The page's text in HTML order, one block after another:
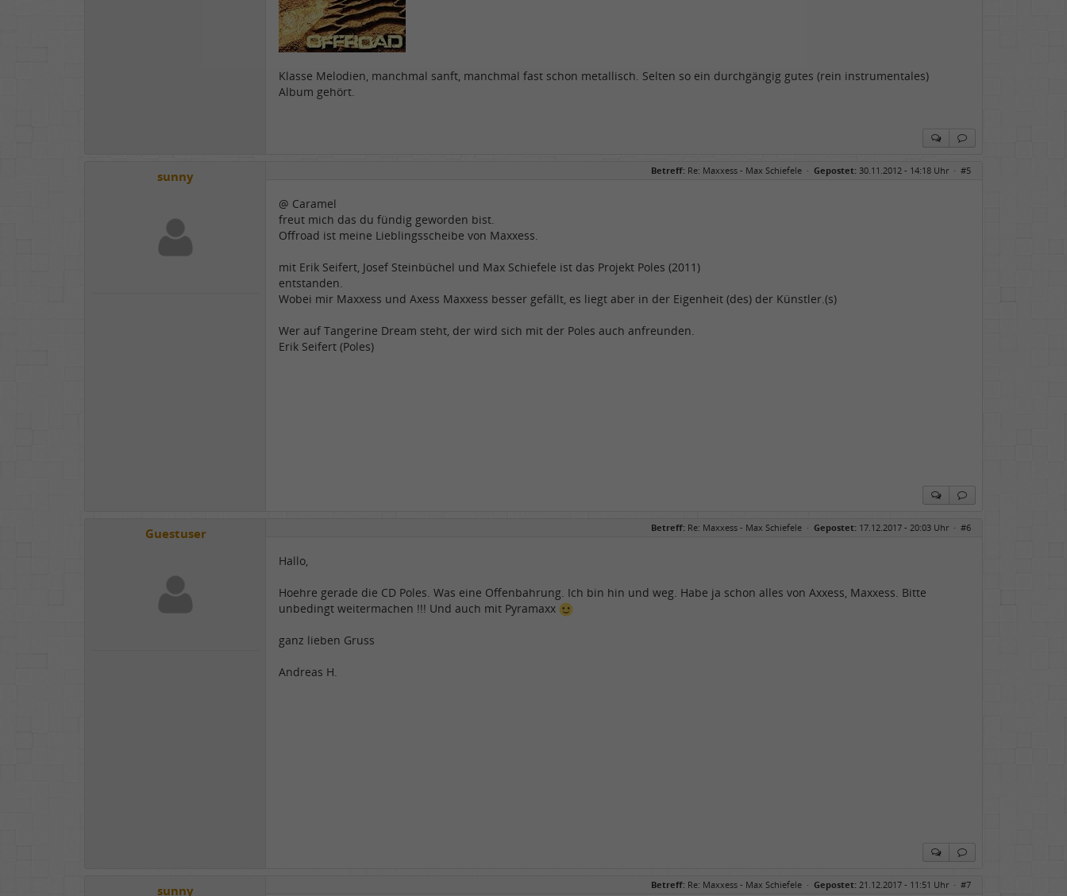
Klasse Melodien, manchmal sanft, manchmal fast schon metallisch. Selten so ein durchgängig gutes (rein instrumentales)
Album gehört.
sunny Betreff: Re: Maxxess - Max Schiefele · Gepostet: 30.11.2012 - 14:18 Uhr · #5
@ Caramel
freut mich das du fündig geworden bist.
Offroad ist meine Lieblingsscheibe von Maxxess.
mit Erik Seifert, Josef Steinbüchel und Max Schiefele ist das Projekt Poles (2011)
entstanden.
Wobei mir Maxxess und Axess Maxxess besser gefällt, es liegt aber in der Eigenheit (des) der Künstler.(s)
Wer auf Tangerine Dream steht, der wird sich mit der Poles auch anfreunden.
Erik Seifert (Poles)
Guestuser Betreff: Re: Maxxess - Max Schiefele · Gepostet: 17.12.2017 - 20:03 Uhr · #6
Hallo,
Hoehre gerade die CD Poles. Was eine Offenbahrung. Ich bin hin und weg. Habe ja schon alles von Axxess, Maxxess. Bitte
unbedingt weitermachen !!! Und auch mit Pyramaxx
ganz lieben Gruss
Andreas H.
sunny Betreff: Re: Maxxess - Max Schiefele · Gepostet: 21.12.2017 - 11:51 Uhr · #7